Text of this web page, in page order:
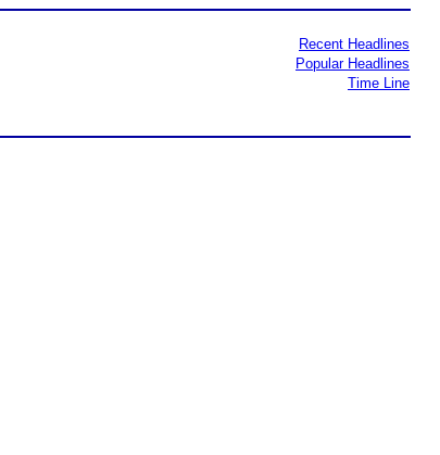
Recent Headlines
Popular Headlines
Time Line